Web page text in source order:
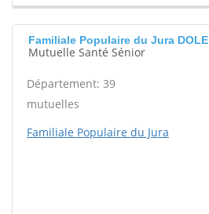
Familiale Populaire du Jura DOLE
Mutuelle Santé Sénior
Département: 39
mutuelles
Familiale Populaire du Jura